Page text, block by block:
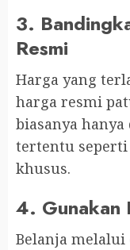
3.
Resmi
Harga yang
harga resmi
biasanya
tertentu seperti
khusus.
4. Gunakan
Belanja melalui